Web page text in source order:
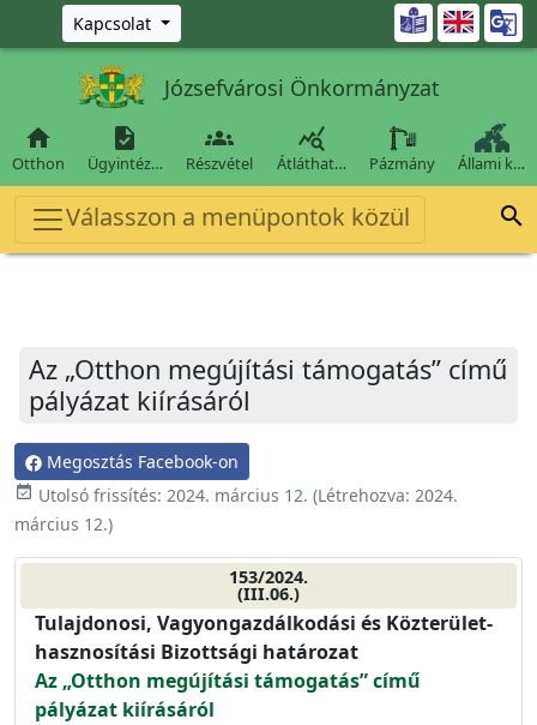
Ugrás a fő tartalomra
Kapcsolat 
Józsefvárosi Önkormányzat

Otthon

Ügyintéz…

Részvétel

Átláthat… Pázmány Állami k…
Válasszon a menüpontok közül 
Az „Otthon megújítási támogatás” című
pályázat kiírásáról
Megosztás Facebook-on
event_available Utolsó frissítés: 2024. március 12. (Létrehozva: 2024.
március 12.)
153/2024.
(III.06.)
Tulajdonosi, Vagyongazdálkodási és Közterület-
hasznosítási Bizottsági határozat
Az „Otthon megújítási támogatás” című
pályázat kiírásáról